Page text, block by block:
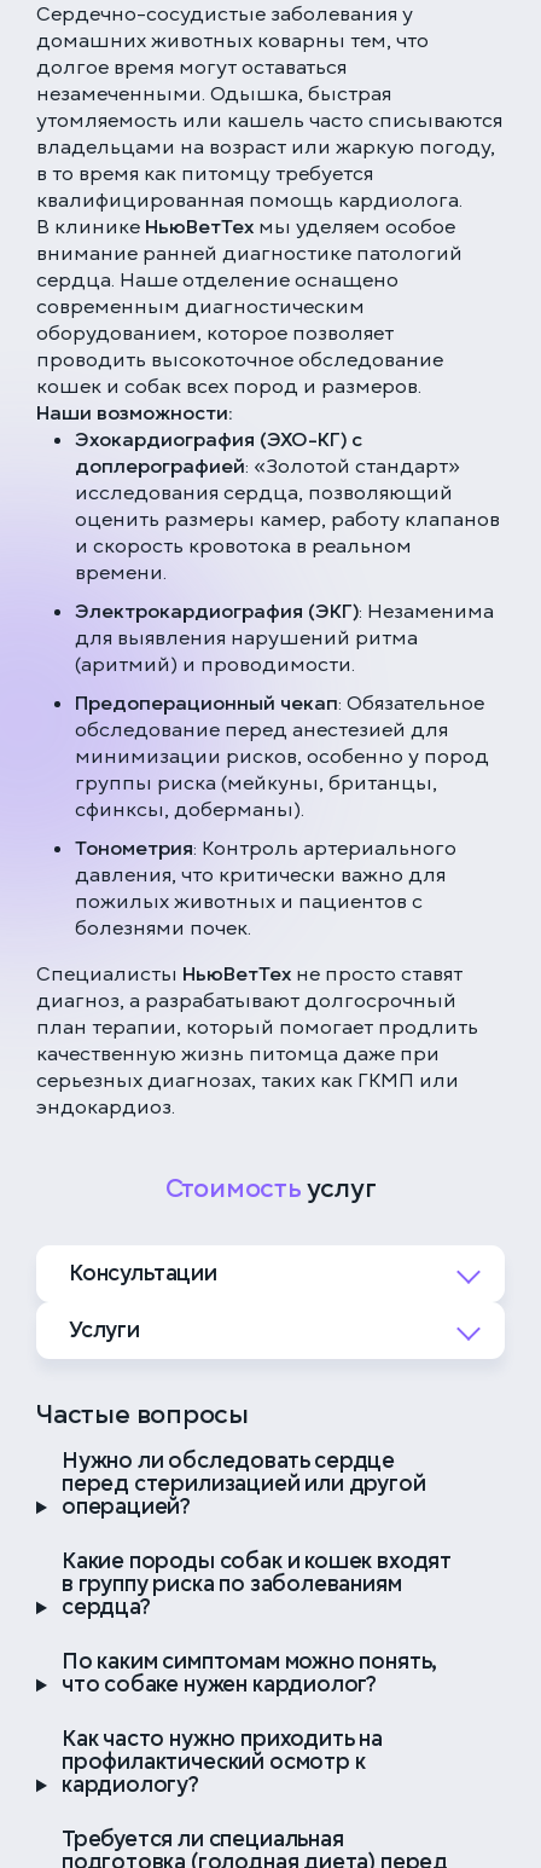
Сердечно-сосудистые заболевания у
домашних животных коварны тем, что
долгое время могут оставаться
незамеченными. Одышка, быстрая
утомляемость или кашель часто списываются
владельцами на возраст или жаркую погоду,
в то время как питомцу требуется
квалифицированная помощь кардиолога.
В клинике НьюВетТех мы уделяем особое
внимание ранней диагностике патологий
сердца. Наше отделение оснащено
современным диагностическим
оборудованием, которое позволяет
проводить высокоточное обследование
кошек и собак всех пород и размеров.
Наши возможности:
Эхокардиография (ЭХО-КГ) с
доплерографией: «Золотой стандарт»
исследования сердца, позволяющий
оценить размеры камер, работу клапанов
и скорость кровотока в реальном
времени.
Электрокардиография (ЭКГ): Незаменима
для выявления нарушений ритма
(аритмий) и проводимости.
Предоперационный чекап: Обязательное
обследование перед анестезией для
минимизации рисков, особенно у пород
группы риска (мейкуны, британцы,
сфинксы, доберманы).
Тонометрия: Контроль артериального
давления, что критически важно для
пожилых животных и пациентов с
болезнями почек.
Специалисты НьюВетТех не просто ставят
диагноз, а разрабатывают долгосрочный
план терапии, который помогает продлить
качественную жизнь питомца даже при
серьезных диагнозах, таких как ГКМП или
эндокардиоз.
Стоимостьуслуг
Консультации
Приём врача кардиолога 5 000 ₽
Повторный приём врача
кардиолога
Онлайн-консультация врача
кардиолога
5 000 ₽
Онлайн-консультация повторная
врача кардиолога
Приём ведущего специалиста
Повторный приём ведущего
специалиста
Онлайн-консультация ведущего 7 000 ₽
Услуги
Выполнение исследования,
расшифровка кардиологом
ЭхоКГ + допплерография
Медикаментозная кардиоверсия 6 500 ₽
Перикардиоцентез 5 000 ₽
Частые вопросы
Нужно ли обследовать сердце
перед стерилизацией или другой
операцией?
Какие породы собак и кошек входят
в группу риска по заболеваниям
сердца?
По каким симптомам можно понять,
что собаке нужен кардиолог?
Как часто нужно приходить на
профилактический осмотр к
кардиологу?
Требуется ли специальная
подготовка (голодная диета) перед